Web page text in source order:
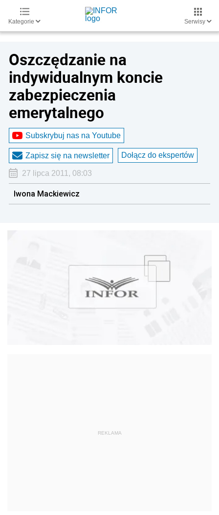
Kategorie Serwisy
Oszczędzanie na
indywidualnym koncie
zabezpieczenia
emerytalnego
Subskrybuj nas na Youtube
Zapisz się na newsletter Dołącz do ekspertów
27 lipca 2011, 08:03
Iwona Mackiewicz